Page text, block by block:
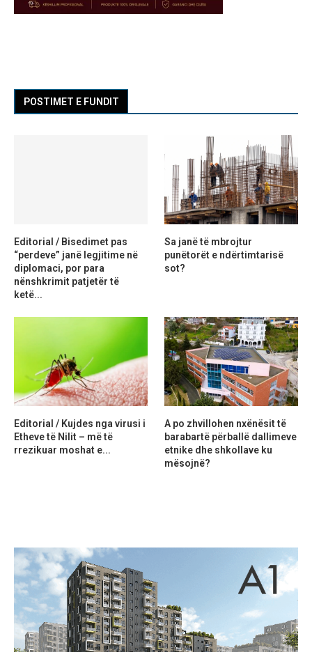
POSTIMET E FUNDIT
Editorial / Bisedimet pas
“perdeve” janë legjitime në
diplomaci, por para
nënshkrimit patjetër të
ketë...
Sa janë të mbrojtur
punëtorët e ndërtimtarisë
sot?
Editorial / Kujdes nga virusi i
Etheve të Nilit – më të
rrezikuar moshat e...
A po zhvillohen nxënësit të
barabartë përballë dallimeve
etnike dhe shkollave ku
mësojnë?